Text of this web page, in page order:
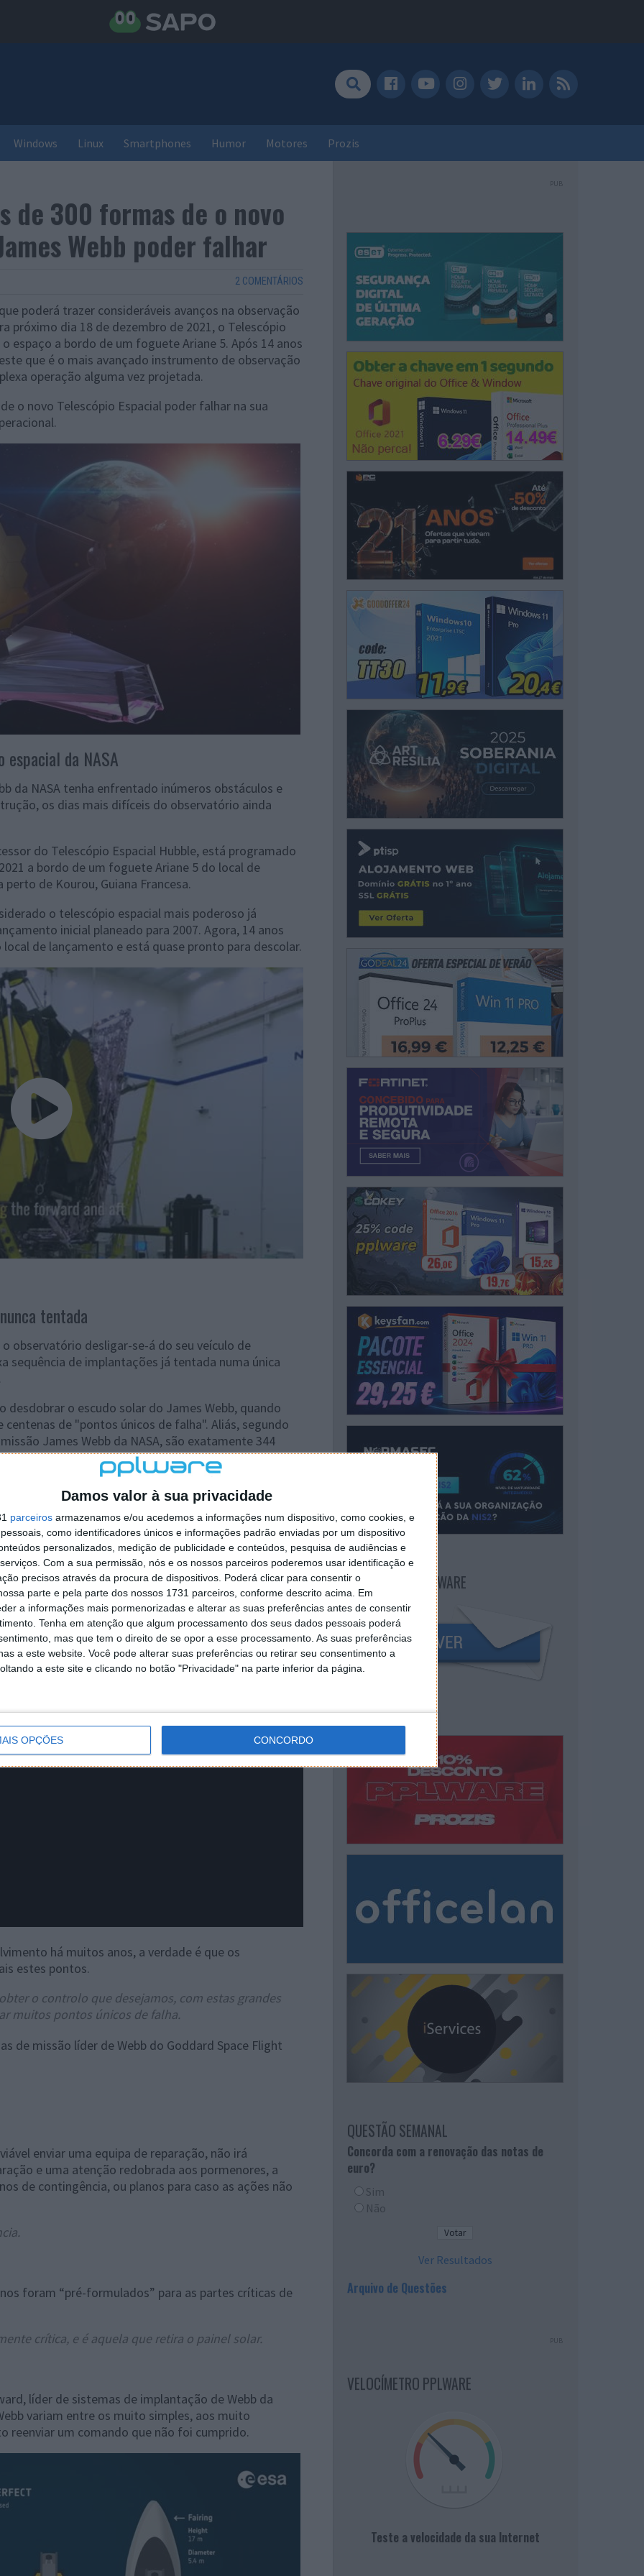
Damos valor à sua privacidade
parceiros armazenamos e/ou acedemos a informações num dispositivo, como cookies, e
como identificadores únicos e informações padrão enviadas por um dispositivo
personalizados, medição de publicidade e conteúdos, pesquisa de audiências e
Com a sua permissão, nós e os nossos parceiros poderemos usar identificação e
precisos através da procura de dispositivos. Poderá clicar para consentir o
parte e pela parte dos nossos 1731 parceiros, conforme descrito acima. Em
a informações mais pormenorizadas e alterar as suas preferências antes de consentir
Tenha em atenção que algum processamento dos seus dados pessoais poderá
mas que tem o direito de se opor a esse processamento. As suas preferências
a este website. Você pode alterar suas preferências ou retirar seu consentimento a
a este site e clicando no botão "Privacidade" na parte inferior da página.
OPÇÕES CONCORDO
Windows Linux Smartphones Humor Motores Prozis
de 300 formas de o novo
Webb poder falhar
2 COMENTÁRIOS
poderá trazer consideráveis avanços na observação
próximo dia 18 de dezembro de 2021, o Telescópio
espaço a bordo de um foguete Ariane 5. Após 14 anos
que é o mais avançado instrumento de observação
operação alguma vez projetada.
o novo Telescópio Espacial poder falhar na sua
da NASA
da NASA tenha enfrentado inúmeros obstáculos e
os dias mais difíceis do observatório ainda
do Telescópio Espacial Hubble, está programado
a bordo de um foguete Ariane 5 do local de
de Kourou, Guiana Francesa.
o telescópio espacial mais poderoso já
inicial planeado para 2007. Agora, 14 anos
de lançamento e está quase pronto para descolar.
tentada
observatório desligar-se-á do seu veículo de
sequência de implantações já tentada numa única
o escudo solar do James Webb, quando
de "pontos únicos de falha". Aliás, segundo
James Webb da NASA, são exatamente 344
falha?
344 itens de ponto único que podem falar. Isto é, há
que podem falhar na altura de o colocar a funcionar,
o estado final do equipamento. Conforme é
associados à implantação... É difícil evitar quando
para colocar redundância total nisso. "
há muitos anos, a verdade é que os
estes pontos.
o controlo que desejamos, com estas grandes
muitos pontos únicos de falha.
de missão líder de Webb do Goddard Space Flight
enviar uma equipa de reparação, não irá
e uma atenção redobrada aos pormenores, a
de contingência, ou planos para caso as ações não
foram “pré-formulados” para as partes críticas de
crítica, e é aquela que retira o painel solar.
líder de sistemas de implantação de Webb da
variam entre os muito simples, aos muito
reenviar um comando que não foi cumprido.
PUB
NEWSLETTER PPLWARE
QUESTÃO SEMANAL
Concorda com a renovação das notas de
euro?
Sim
Não
Ver Resultados
Arquivo de Questões
PUB
VELOCÍMETRO PPLWARE
Teste a velocidade da sua Internet